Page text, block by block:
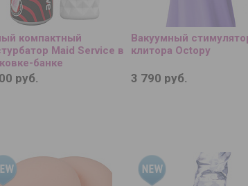
компактный
Maid Service в
банке
руб.
Вакуумный
клитора Octopy
3 790 руб.